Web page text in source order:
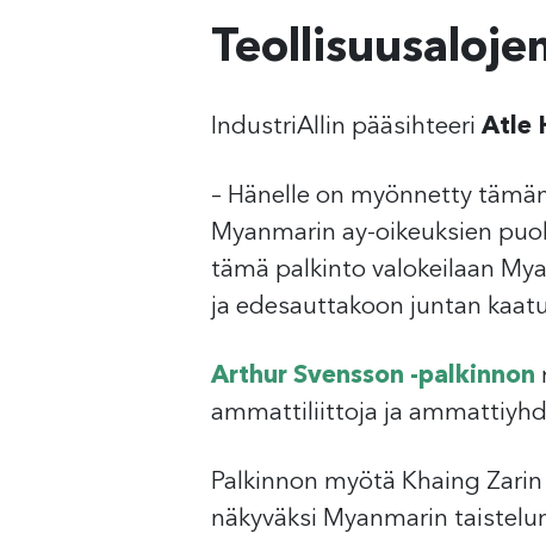
IndustriAllin pääsihteeriAtle
– Hänelle on myönnetty
Myanmarin ay-oikeuksien
tämä palkinto valokeilaan
ja edesauttakoon juntan
Arthur Svensson -palkinnon
ammattiliittoja ja
Palkinnon myötä Khaing
näkyväksi Myanmarin